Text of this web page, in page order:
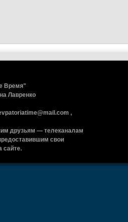
Время"
Лавренко
,
друзьям — телеканалам
свои
сайте.